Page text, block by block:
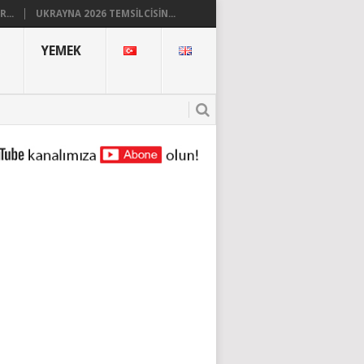
UKRAYNA 2026 TEMSILCISIN...
YEMEK